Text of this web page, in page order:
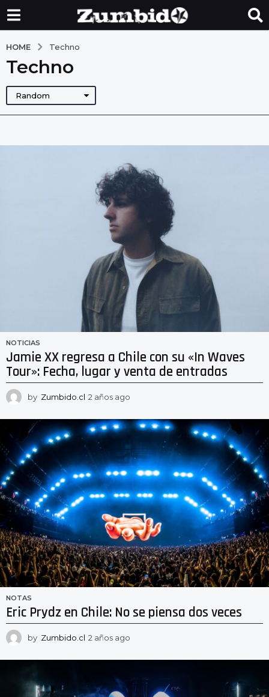
HOME Techno
Techno
Random
NOTICIAS
Jamie XX regresa a Chile con su «In Waves
Tour»: Fecha, lugar y venta de entradas
by Zumbido.cl 2 años ago
ñ
o
g
o
NOTAS
Eric Prydz en Chile: No se piensa dos veces
by Zumbido.cl 2 años ago
ñ
s